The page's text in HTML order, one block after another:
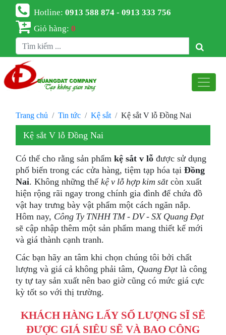
Hotline:0913 588 874 - 0913 333 756
Giỏ hàng:0
Trang chủ Tin tức Kệ sắt Kệ sắt V lỗ Đồng Nai
Kệ sắt V lỗ Đồng Nai
Có thể cho rằng sản phẩmkệ sắt v lỗ được sử dụng
phổ biến trong các cửa hàng, tiệm tạp hóa tạiĐồng
Nai. Không những thếkệ v lỗ hợp kim sắtcòn xuất
hiện rộng rãi ngay trong chính gia đình để chứa đồ
vật hay trưng bày vật phẩm một cách ngăn nắp.
Hôm nay, Công Ty TNHH TM - DV - SX Quang Đạt
sẽ cập nhập thêm một sản phẩm mang thiết kế mới
và giá thành cạnh tranh.
Các bạn hãy an tâm khi chọn chúng tôi bởi chất
lượng và giá cả không phải tâm, Quang Đạtlà công
ty tự tay sản xuất nên bao giờ cũng có mức giá cực
kỳ tốt so với thị trường.
KHÁCH HÀNG LẤY SỐ LƯỢNG SĨ SẼ
ĐƯỢC GIÁ SIÊU SẼ VÀ BAO CÔNG